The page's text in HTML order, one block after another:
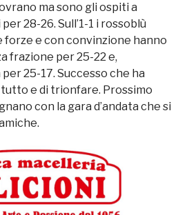
ma sono gli ospiti a
28-26. Sull’1-1 i rossoblù
forze e con convinzione hanno
frazione per 25-22 e,
25-17. Successo che ha
e di trionfare. Prossimo
con la gara d’andata che si